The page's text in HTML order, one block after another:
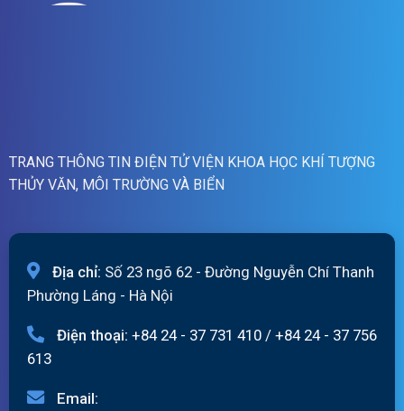
TRANG THÔNG TIN ĐIỆN TỬ VIỆN KHOA HỌC KHÍ TƯỢNG
THỦY VĂN, MÔI TRƯỜNG VÀ BIỂN
Địa chỉ: Số 23 ngõ 62 - Đường Nguyễn Chí Thanh
Phường Láng - Hà Nội
Điện thoại: +84 24 - 37 731 410 / +84 24 - 37 756
613
Email: